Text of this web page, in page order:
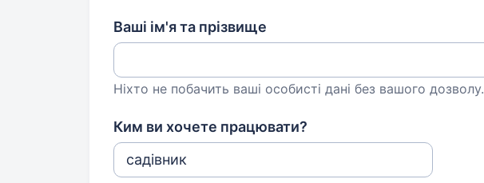
Ваші ім'я та прізвище
Ніхто не побачить ваші особисті дані без вашого дозволу.
Ким ви хочете працювати?